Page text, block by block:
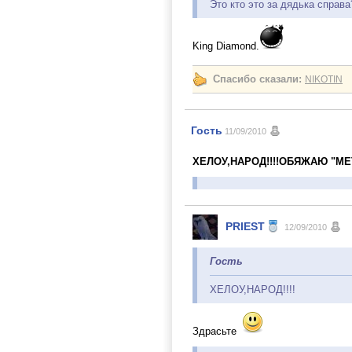
Это кто это за дядька
King Diamond.
Спасибо сказали: NIKOTIN
Гость 11/09/2010
ХЕЛОУ,НАРОД!!!!ОБЯЖАЮ
PRIEST 12/09/2010
Гость
ХЕЛОУ,НАРОД!!!!
Здрасьте